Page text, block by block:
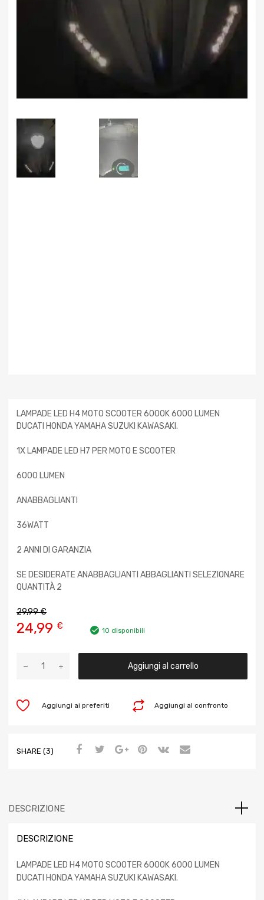
LAMPADE LED H4 MOTO SCOOTER 6000K 6000 LUMEN
DUCATI HONDA YAMAHA SUZUKI KAWASAKI.
1X LAMPADE LED H7 PER MOTO E SCOOTER
6000 LUMEN
ANABBAGLIANTI
36WATT
2 ANNI DI GARANZIA
SE DESIDERATE ANABBAGLIANTI ABBAGLIANTI SELEZIONARE
QUANTITÀ 2
29,99€
24,99 € 10 disponibili
Aggiungi al carrello
Aggiungi al confronto
Aggiungi ai preferiti
SHARE (3)
DESCRIZIONE
DESCRIZIONE
LAMPADE LED H4 MOTO SCOOTER 6000K 6000 LUMEN
DUCATI HONDA YAMAHA SUZUKI KAWASAKI.